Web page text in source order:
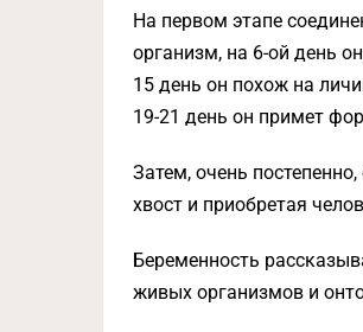
На первом этапе
организм, на 6-ой день
15 день он похож на
19-21 день он примет
Затем, очень
хвост и приобретая
Беременность
живых организмов и